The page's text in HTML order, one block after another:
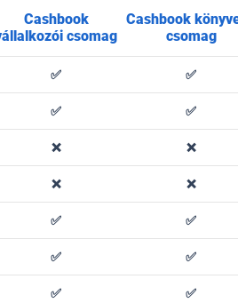
Cashbook
csomag
Cashbook
csomag
✅ ✅
✅ ✅
❌ ❌
❌ ❌
✅ ✅
✅ ✅
✅ ✅